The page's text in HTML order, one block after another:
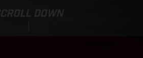
DOWN